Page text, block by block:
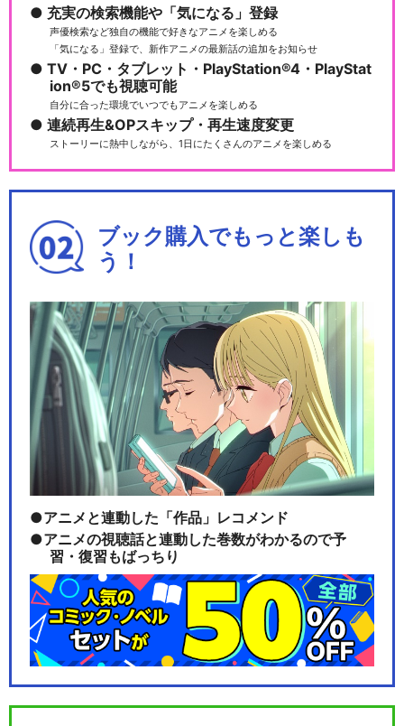
劇「ハイキュー!!」…
ハイパープロジェクション演
劇「ハイキュー!!」…
人形アニメ「ハイキュー!!」
劇場版ハイキュー!! ゴミ捨て
場の決戦
劇団「ハイキュー!!」旗揚げ
公演
充実の検索機能や「気になる」登録
声優検索など独自の機能で好きなアニメを楽しめる
「気になる」登録で、新作アニメの最新話の追加をお知らせ
TV・PC・タブレット・PlayStation®4・PlayStat
ion®5でも視聴可能
自分に合った環境でいつでもアニメを楽しめる
連続再生&OPスキップ・再生速度変更
ストーリーに熱中しながら、1日にたくさんのアニメを楽しめる
ブック購入でもっと楽しも
う！
アニメと連動した「作品」レコメンド
アニメの視聴話と連動した巻数がわかるので予
習・復習もばっちり